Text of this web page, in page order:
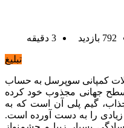
792 بازدید 3 دقیقه
تبلیغ
کمپانی سوپرسل به حساب
سطح جهانی مجذوب خود کرده
گیم پلی آن است که به
را به دست آورده است.